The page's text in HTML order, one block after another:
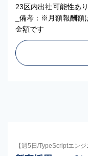
23区内出社可能性あ
_備考：※月額報酬額
金額です
【週5日/TypeScriptエンジ